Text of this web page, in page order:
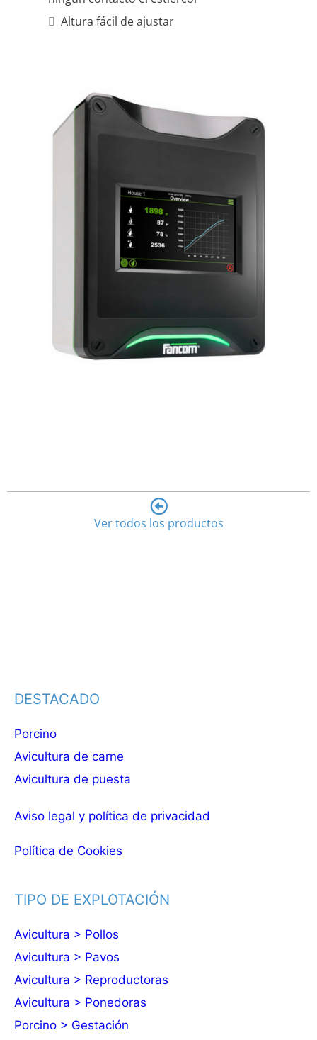
Altura fácil de ajustar
Ver todos los productos
DESTACADO
Porcino
Avicultura de carne
Avicultura de puesta
Aviso legal y política de privacidad
Política de Cookies
TIPO DE EXPLOTACIÓN
Avicultura > Pollos
Avicultura > Pavos
Avicultura > Reproductoras
Avicultura > Ponedoras
Porcino > Gestación